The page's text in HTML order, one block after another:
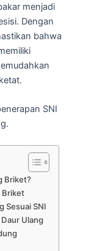
menjadi
Dengan
bahwa
SNI
Briket?
Briket
Sesuai SNI
Ulang